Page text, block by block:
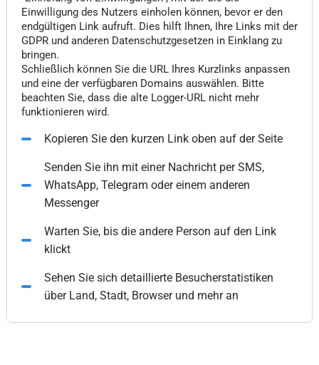
Einwilligung des Nutzers einholen können, bevor er den
endgültigen Link aufruft. Dies hilft Ihnen, Ihre Links mit der
GDPR und anderen Datenschutzgesetzen in Einklang zu
bringen.
Schließlich können Sie die URL Ihres Kurzlinks anpassen
und eine der verfügbaren Domains auswählen. Bitte
beachten Sie, dass die alte Logger-URL nicht mehr
funktionieren wird.
Kopieren Sie den kurzen Link oben auf der Seite
Senden Sie ihn mit einer Nachricht per SMS,
WhatsApp, Telegram oder einem anderen
Messenger
Warten Sie, bis die andere Person auf den Link
klickt
Sehen Sie sich detaillierte Besucherstatistiken
über Land, Stadt, Browser und mehr an